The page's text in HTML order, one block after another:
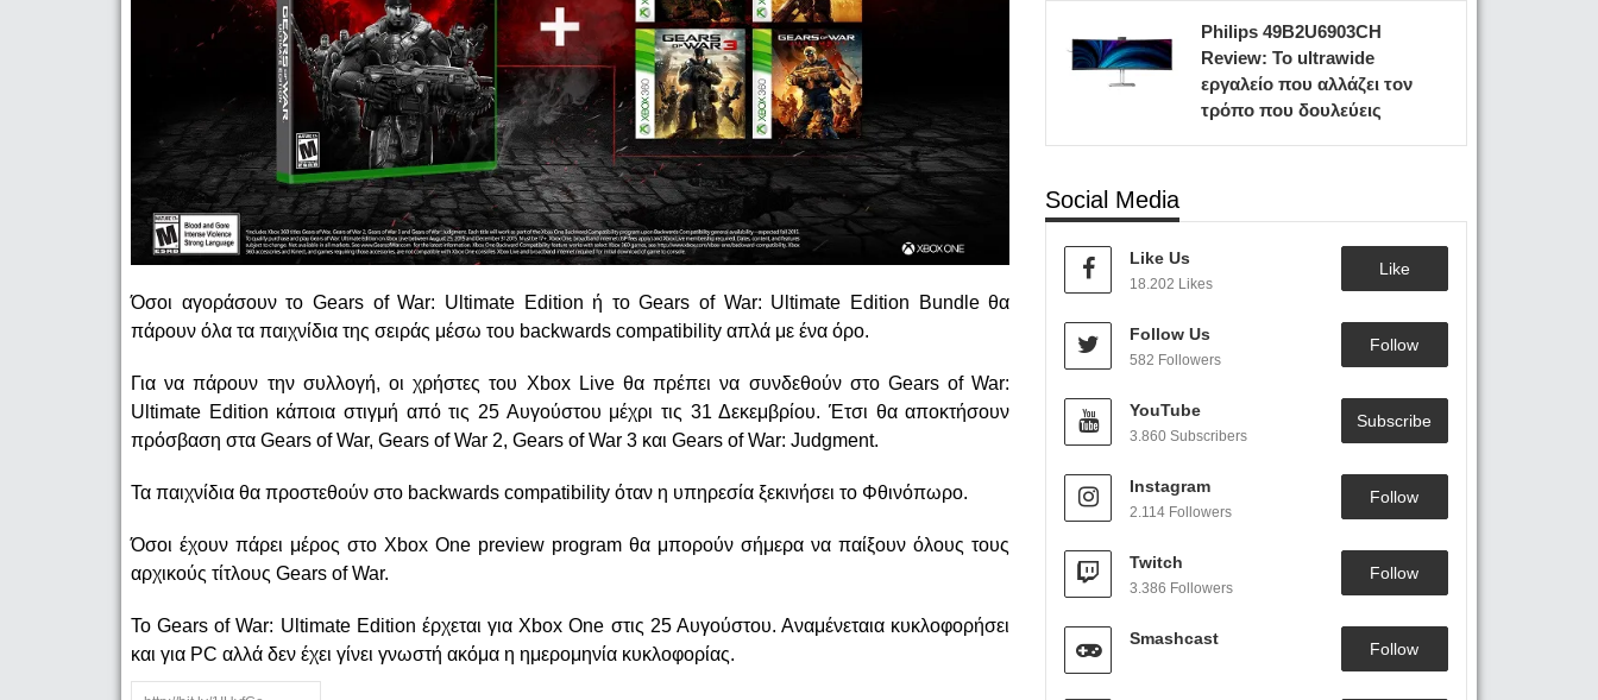
Όσοι αγοράσουν το Gears of War: Ultimate Edition ή το Gears of War: Ultimate Edition Bundle θα
πάρουν όλα τα παιχνίδια της σειράς μέσω του backwards compatibility απλά με ένα όρο.
Για να πάρουν την συλλογή, οι χρήστες του Xbox Live θα πρέπει να συνδεθούν στο Gears of War:
Ultimate Edition κάποια στιγμή από τις 25 Αυγούστου μέχρι τις 31 Δεκεμβρίου. Έτσι θα αποκτήσουν
πρόσβαση στα Gears of War, Gears of War 2, Gears of War 3 και Gears of War: Judgment.
Τα παιχνίδια θα προστεθούν στο backwards compatibility όταν η υπηρεσία ξεκινήσει το Φθινόπωρο.
Όσοι έχουν πάρει μέρος στο Xbox One preview program θα μπορούν σήμερα να παίξουν όλους τους
αρχικούς τίτλους Gears of War.
Το Gears of War: Ultimate Edition έρχεται για Xbox One στις 25 Αυγούστου. Αναμένεταια κυκλοφορήσει
και για PC αλλά δεν έχει γίνει γνωστή ακόμα η ημερομηνία κυκλοφορίας.
Philips 49B2U6903CH
Review: Το ultrawide
εργαλείο που αλλάζει τον
τρόπο που δουλεύεις
Social Media
Like Us
18.202 Likes
Like
Follow Us
582 Followers
Follow
YouTube
3.860 Subscribers
Subscribe
Instagram
2.114 Followers
Follow
Twitch
3.386 Followers
Follow
Smashcast
Follow